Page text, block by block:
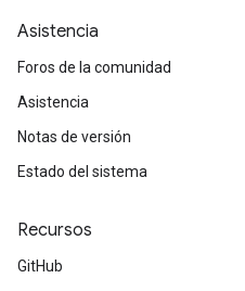
Asistencia
Foros de la comunidad
Asistencia
Notas de versión
Estado del sistema
Recursos
GitHub